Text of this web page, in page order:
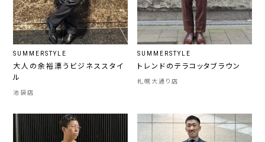
SUMMERSTYLE
大人の余裕漂うビジネススタイ
ル
池袋店
SUMMERSTYLE
トレンドのテラコッタブラウン
札幌大通り店